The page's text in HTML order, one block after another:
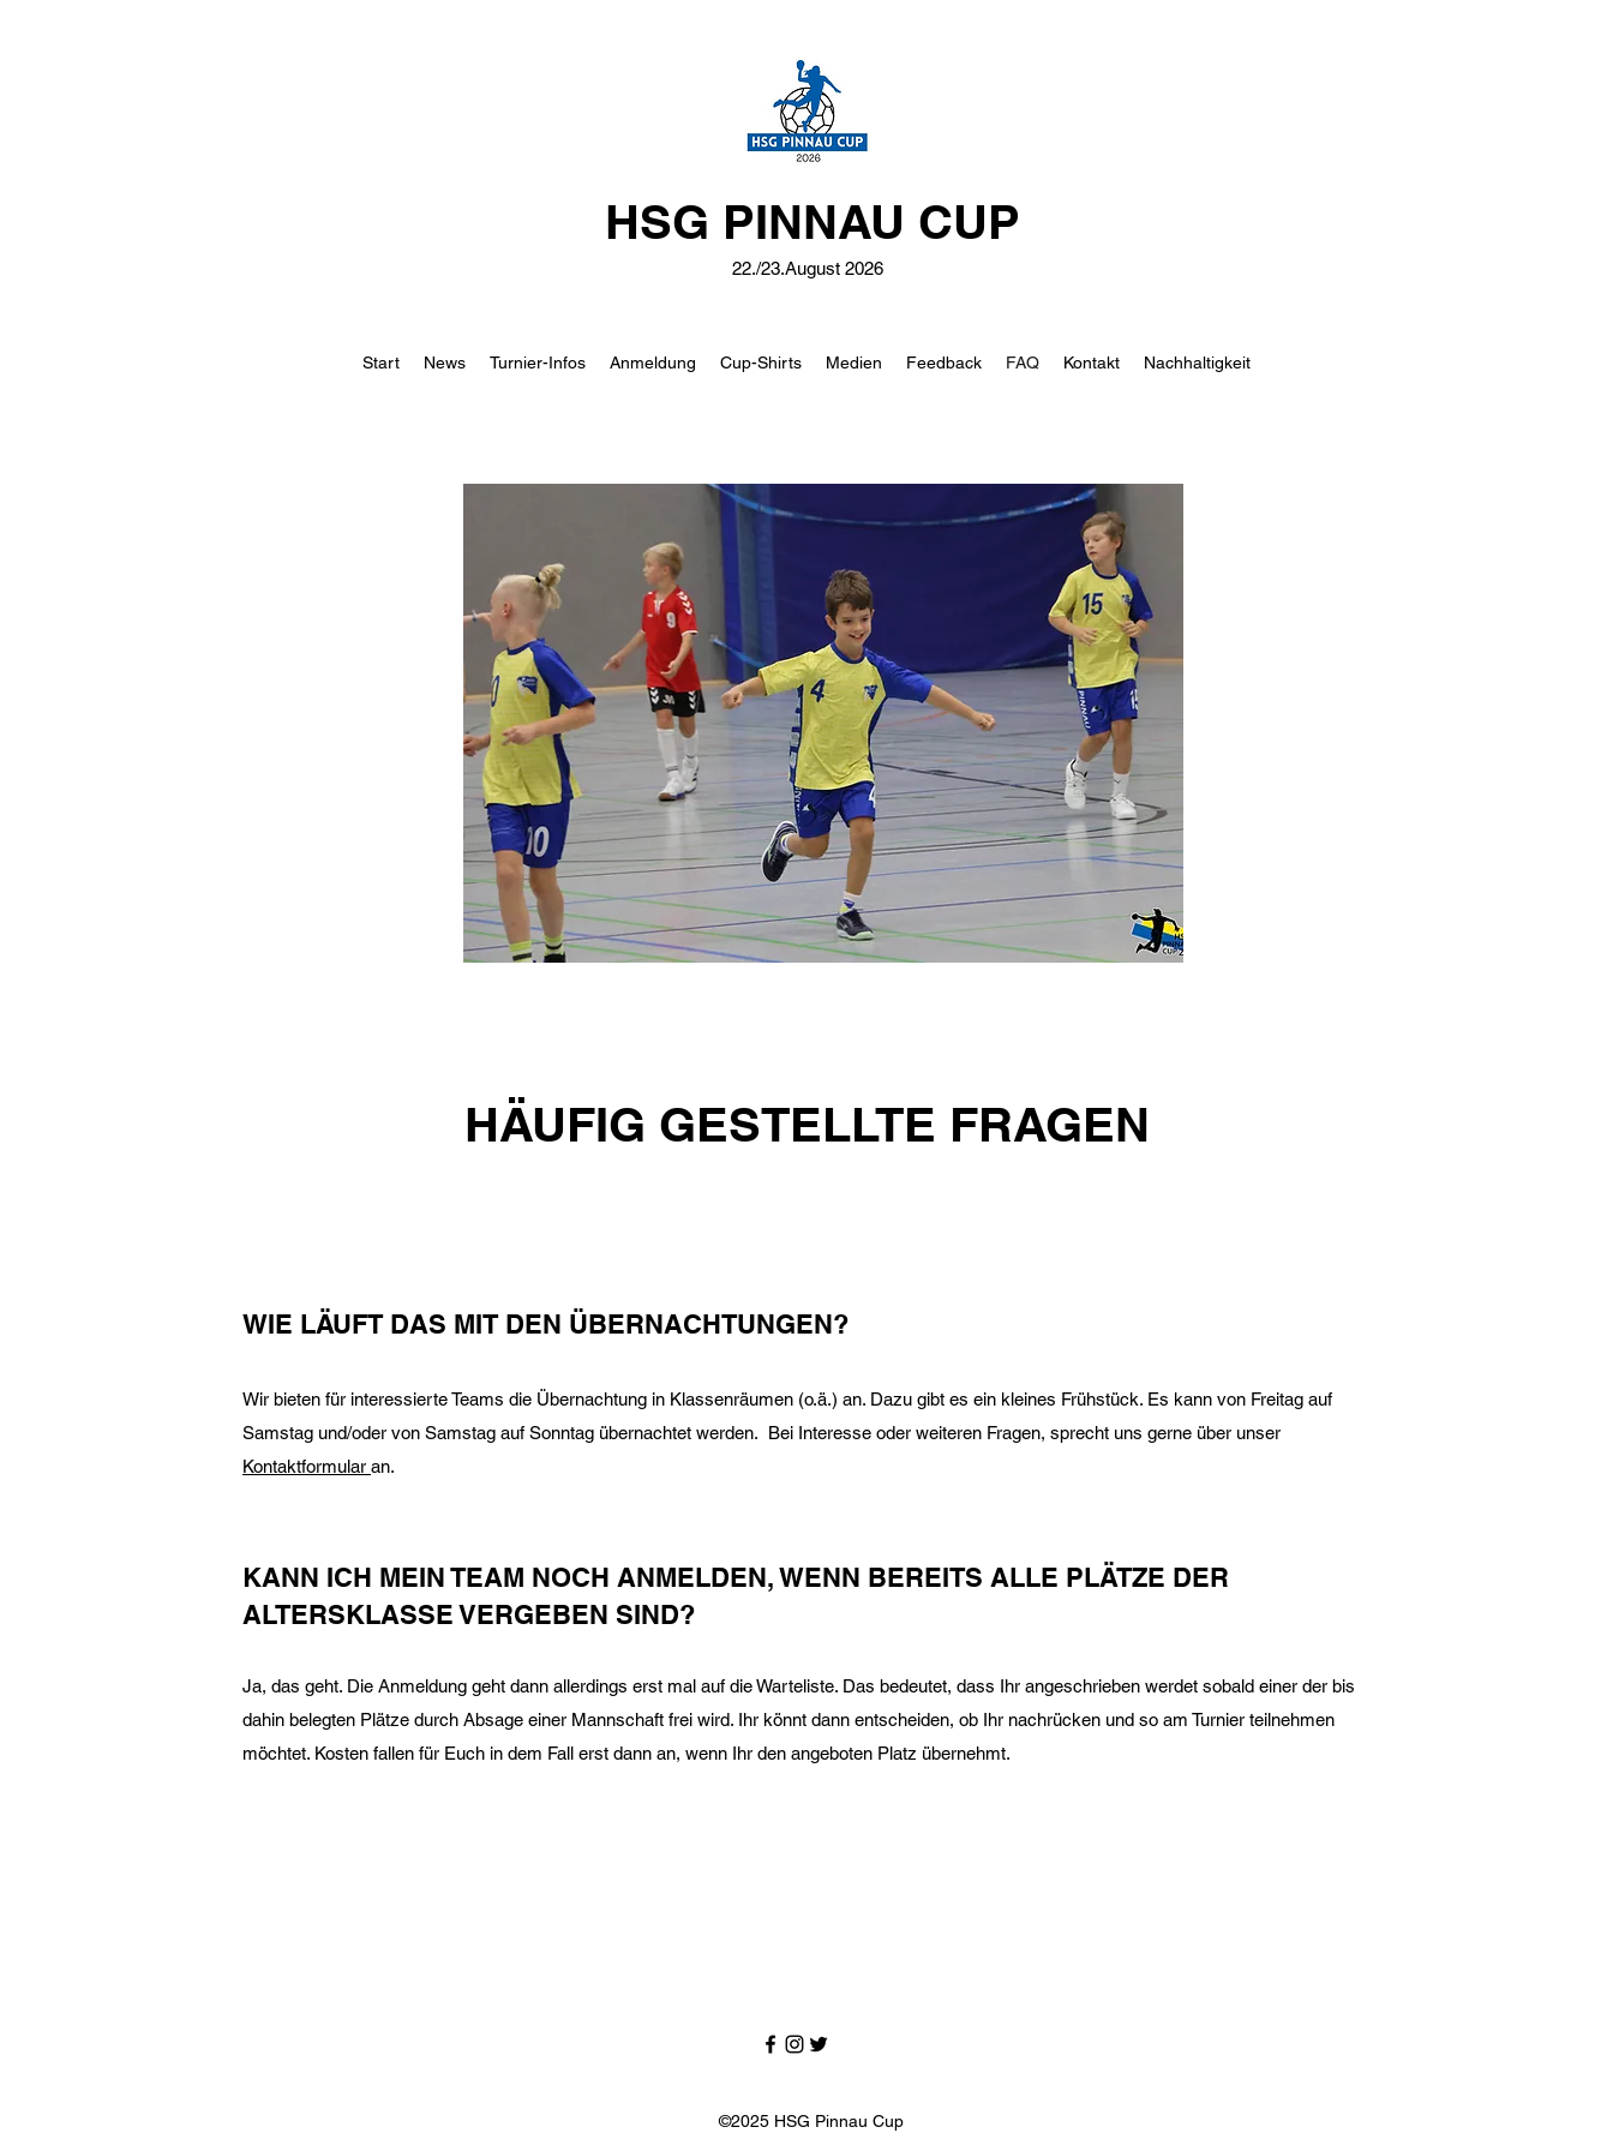
HSG PINNAU CUP
22./23.August 2026
Start News Turnier-Infos Anmeldung Cup-Shirts Medien Feedback FAQ Kontakt Nachhaltigkeit
HÄUFIG GESTELLTE FRAGEN
WIE LÄUFT DAS MIT DEN ÜBERNACHTUNGEN?
Wir bieten für interessierte Teams die Übernachtung in Klassenräumen (o.ä.) an. Dazu gibt es ein kleines Frühstück. Es kann von Freitag auf
Samstag und/oder von Samstag auf Sonntag übernachtet werden. Bei Interesse oder weiteren Fragen, sprecht uns gerne über unser
Kontaktformular an.
KANN ICH MEIN TEAM NOCH ANMELDEN, WENN BEREITS ALLE PLÄTZE DER
ALTERSKLASSE VERGEBEN SIND?
Ja, das geht. Die Anmeldung geht dann allerdings erst mal auf die Warteliste. Das bedeutet, dass Ihr angeschrieben werdet sobald einer der bis
dahin belegten Plätze durch Absage einer Mannschaft frei wird. Ihr könnt dann entscheiden, ob Ihr nachrücken und so am Turnier teilnehmen
möchtet. Kosten fallen für Euch in dem Fall erst dann an, wenn Ihr den angeboten Platz übernehmt.
©2025 HSG Pinnau Cup